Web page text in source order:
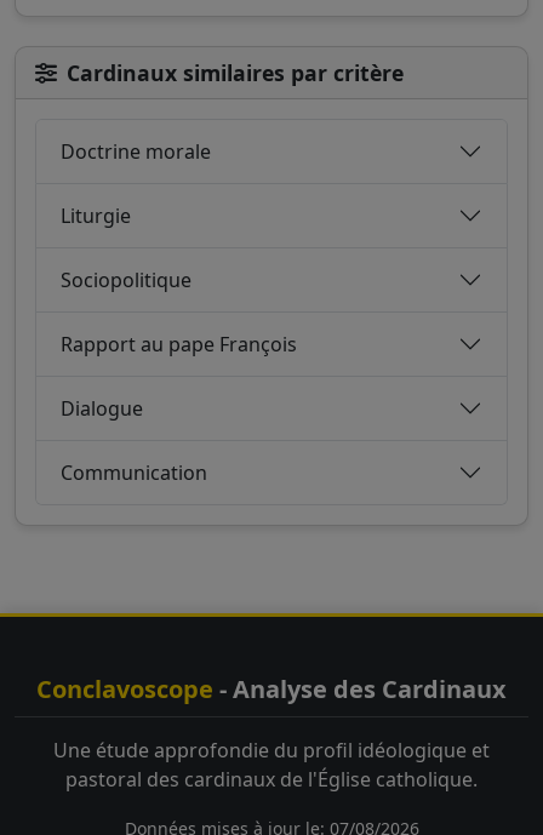
Cardinaux similaires par critère
Doctrine morale
Liturgie
Sociopolitique
Rapport au pape François
Dialogue
Communication
Conclavoscope - Analyse des Cardinaux
Une étude approfondie du profil idéologique et
pastoral des cardinaux de l'Église catholique.
Données mises à jour le: 07/08/2026